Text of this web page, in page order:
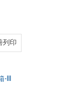
列印
III